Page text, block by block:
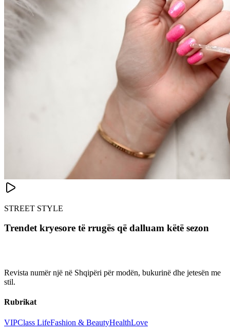
STREET STYLE
Trendet kryesore të rrugës që dalluam këtë sezon
Revista numër një në Shqipëri për modën, bukurinë dhe jetesën me
stil.
Rubrikat
VIPClass LifeFashion & BeautyHealthLove